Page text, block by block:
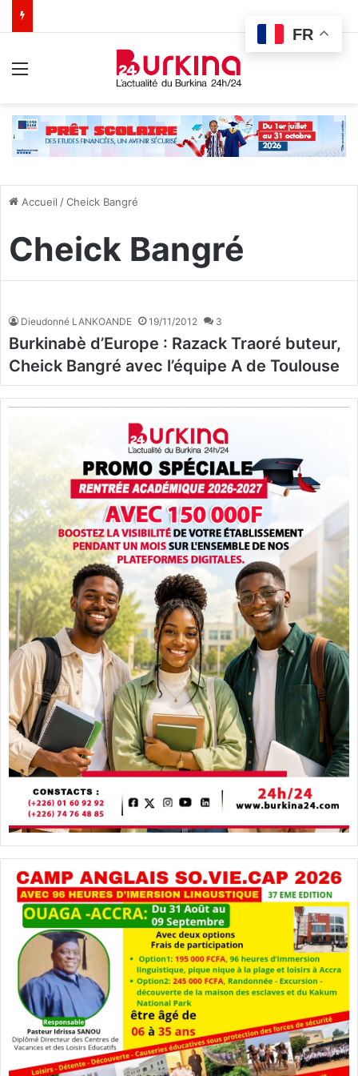
Accueil /Cheick Bangré
Cheick Bangré
Dieudonné LANKOANDE 19/11/2012 3
Burkinabè d’Europe : Razack Traoré buteur,
Cheick Bangré avec l’équipe A de Toulouse
FR